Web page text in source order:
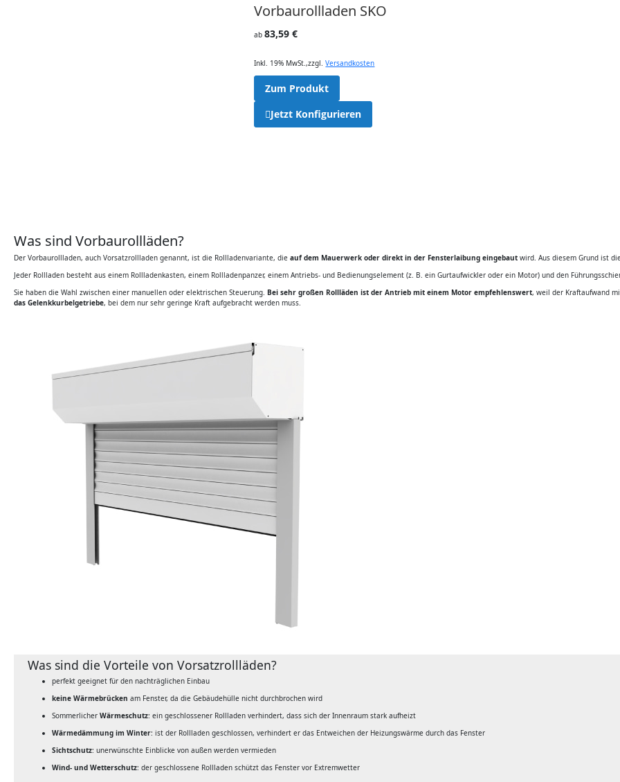
Vorbaurollladen SKO
ab 83,59 €
Inkl. 19% MwSt.,zzgl.Versandkosten
Zum Produkt
Jetzt Konfigurieren
Was sind Vorbaurollläden?
Der Vorbaurollladen, auch Vorsatzrollladen genannt, ist die Rollladenvariante, die auf dem Mauerwerk oder direkt in der Fensterlaibung eingebaut wird. Aus diesem Grund ist
Jeder Rollladen besteht aus einem Rollladenkasten, einem Rollladenpanzer, einem Antriebs- und Bedienungselement (z. B. ein Gurtaufwickler oder ein Motor) und den
Sie haben die Wahl zwischen einer manuellen oder elektrischen Steuerung. Bei sehr großen Rollläden ist der Antrieb mit einem Motor empfehlenswert, weil der Kraftaufwand
das Gelenkkurbelgetriebe, bei dem nur sehr geringe Kraft aufgebracht werden muss.
Was sind die Vorteile von Vorsatzrollläden?
perfekt geeignet für den nachträglichen Einbau
keine Wärmebrücken am Fenster, da die Gebäudehülle nicht durchbrochen wird
Sommerlicher Wärmeschutz: ein geschlossener Rollladen verhindert, dass sich der Innenraum stark aufheizt
Wärmedämmung im Winter: ist der Rollladen geschlossen, verhindert er das Entweichen der Heizungswärme durch das Fenster
Sichtschutz: unerwünschte Einblicke von außen werden vermieden
Wind- und Wetterschutz: der geschlossene Rollladen schützt das Fenster vor Extremwetter